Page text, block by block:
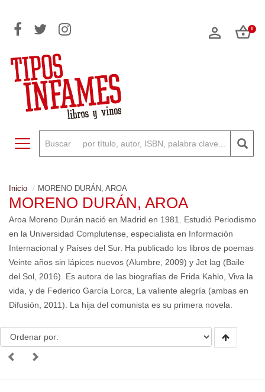
0
Toggle navigation
Inicio MORENO DURÁN, AROA
MORENO DURÁN, AROA
Aroa Moreno Durán nació en Madrid en 1981. Estudió Periodismo
en la Universidad Complutense, especialista en Información
Internacional y Países del Sur. Ha publicado los libros de poemas
Veinte años sin lápices nuevos (Alumbre, 2009) y Jet lag (Baile
del Sol, 2016). Es autora de las biografías de Frida Kahlo, Viva la
vida, y de Federico García Lorca, La valiente alegría (ambas en
Difusión, 2011). La hija del comunista es su primera novela.